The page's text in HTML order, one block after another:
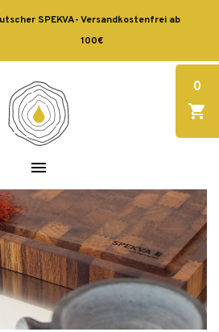
SPEKVA-Versandkostenfrei ab
100€
0